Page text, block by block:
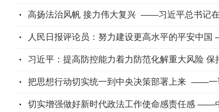
高扬法治风帆 接力伟大复兴 ——习近平总书记
人民日报评论员：努力建设更高水平的平安中
习近平：提高防控能力着力防范化解重大风险
把思想行动切实统一到中央决策部署上来 ——一
切实增强做好新时代政法工作使命感责任感 ——